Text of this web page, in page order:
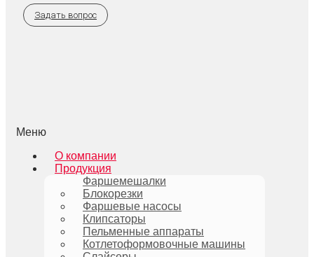
Задать вопрос
Меню
О компании
Продукция
Фаршемешалки
Блокорезки
Фаршевые насосы
Клипсаторы
Пельменные аппараты
Котлетоформовочные машины